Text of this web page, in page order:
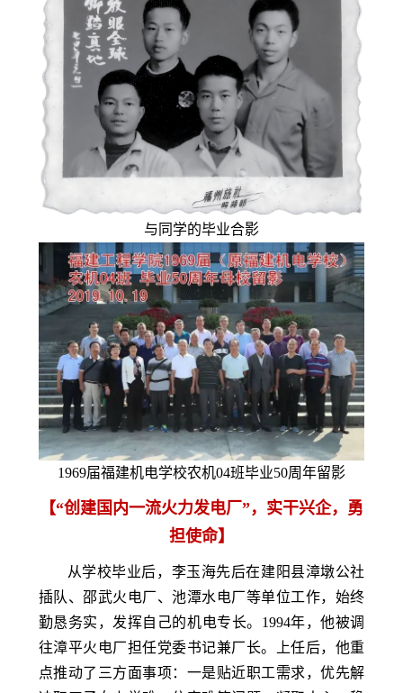
与同学的毕业合影
1969届福建机电学校农机04班毕业50周年留影
【“创建国内一流火力发电厂”，实干兴企，勇
担使命】
从学校毕业后，李玉海先后在建阳县漳墩公社
插队、邵武火电厂、池潭水电厂等单位工作，始终
勤恳务实，发挥自己的机电专长。1994年，他被调
往漳平火电厂担任党委书记兼厂长。上任后，他重
点推动了三方面事项：一是贴近职工需求，优先解